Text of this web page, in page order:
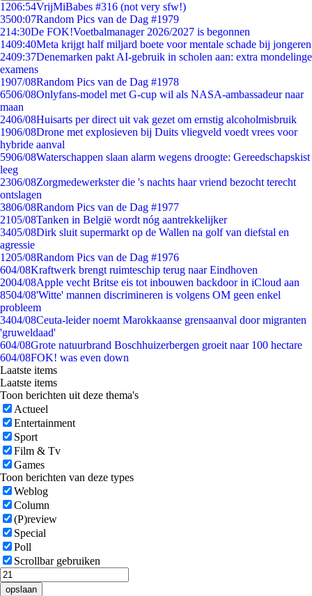
1206:54VrijMiBabes #316 (not very sfw!)
3500:07Random Pics van de Dag #1979
214:30De FOK!Voetbalmanager 2026/2027 is begonnen
1409:40Meta krijgt half miljard boete voor mentale schade bij jongeren
2409:37Denemarken pakt AI-gebruik in scholen aan: extra mondelinge
examens
1907/08Random Pics van de Dag #1978
6506/08Onlyfans-model met G-cup wil als NASA-ambassadeur naar
maan
2406/08Huisarts per direct uit vak gezet om ernstig alcoholmisbruik
1906/08Drone met explosieven bij Duits vliegveld voedt vrees voor
hybride aanval
5906/08Waterschappen slaan alarm wegens droogte: Gereedschapskist
leeg
2306/08Zorgmedewerkster die 's nachts haar vriend bezocht terecht
ontslagen
3806/08Random Pics van de Dag #1977
2105/08Tanken in België wordt nóg aantrekkelijker
3405/08Dirk sluit supermarkt op de Wallen na golf van diefstal en
agressie
1205/08Random Pics van de Dag #1976
604/08Kraftwerk brengt ruimteschip terug naar Eindhoven
2004/08Apple vecht Britse eis tot inbouwen backdoor in iCloud aan
8504/08'Witte' mannen discrimineren is volgens OM geen enkel
probleem
3404/08Ceuta-leider noemt Marokkaanse grensaanval door migranten
'gruweldaad'
604/08Grote natuurbrand Boschhuizerbergen groeit naar 100 hectare
604/08FOK! was even down
Laatste items
Laatste items
Toon berichten uit deze thema's
Actueel
Entertainment
Sport
Film & Tv
Games
Toon berichten van deze types
Weblog
Column
(P)review
Special
Poll
Scrollbar gebruiken
opslaan